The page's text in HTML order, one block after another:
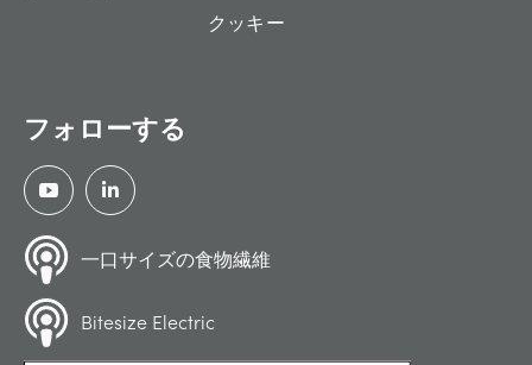
クッキー
フォローする
一口サイズの食物繊維
Bitesize Electric